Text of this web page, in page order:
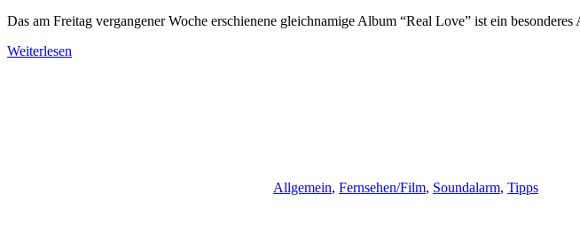
Das am Freitag vergangener Woche erschienene gleichnamige Album “Real Love” ist ein
Weiterlesen
Allgemein, Fernsehen/Film, Soundalarm, Tipps